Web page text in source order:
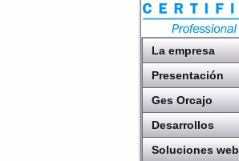
La empresa
Presentación
Ges Orcajo
Desarrollos
Soluciones web